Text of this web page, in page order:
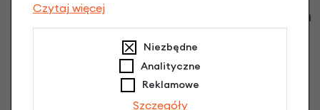
Klienci zadali następujące pytania o ten
produkt
Nikt wcześniej niemiał pytań do tego produktu? A Ty o
co chcesz zapytać?
Czytaj więcej
Niezbędne
Analityczne
Reklamowe
Szczegóły